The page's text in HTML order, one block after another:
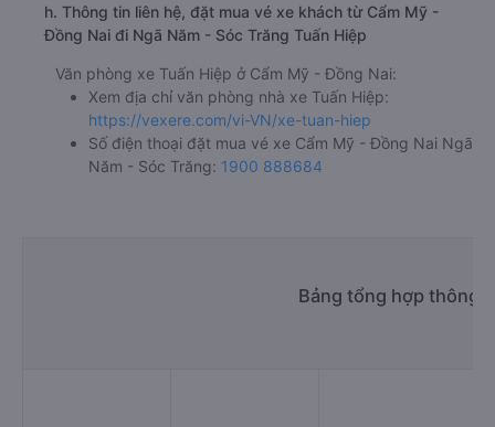
h. Thông tin liên hệ, đặt mua vé xe khách từ Cẩm Mỹ -
Đồng Nai đi Ngã Năm - Sóc Trăng Tuấn Hiệp
Văn phòng xe Tuấn Hiệp ở Cẩm Mỹ - Đồng Nai:
Xem địa chỉ văn phòng nhà xe Tuấn Hiệp:
https://vexere.com/vi-VN/xe-tuan-hiep
Số điện thoại đặt mua vé xe Cẩm Mỹ - Đồng Nai Ngã
Năm - Sóc Trăng: 1900 888684
Bảng tổng hợp thông